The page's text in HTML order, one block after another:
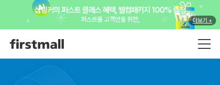
샵링커의 퍼스트 클래스 혜택, 웰컴패키지 100% 증정
퍼스트몰 고객만을 위한, 더보기 +